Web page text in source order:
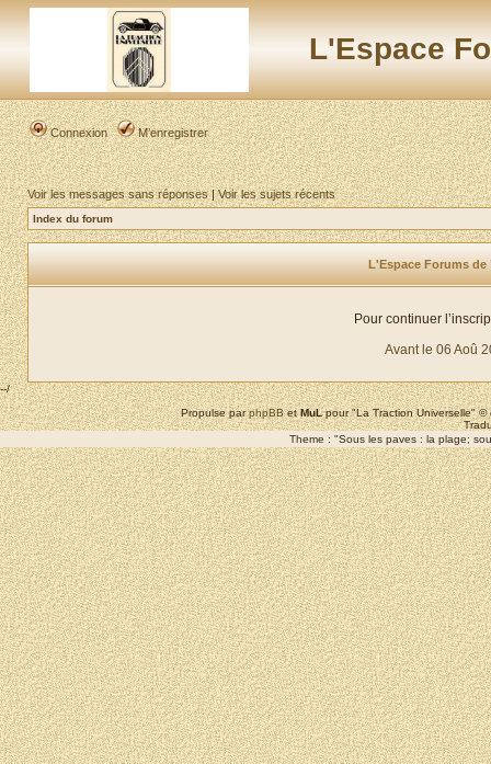
L'Espace
Connexion M’enregistrer
Voir les messages sans réponses|Voir les sujets récents
Index du forum
L'Espace Forums
Pour continuer
Avant le 06 Aoû
--/
Propulse parphpBBetMuLpour "La Traction Universelle"
Theme : "Sous les paves : la plage;